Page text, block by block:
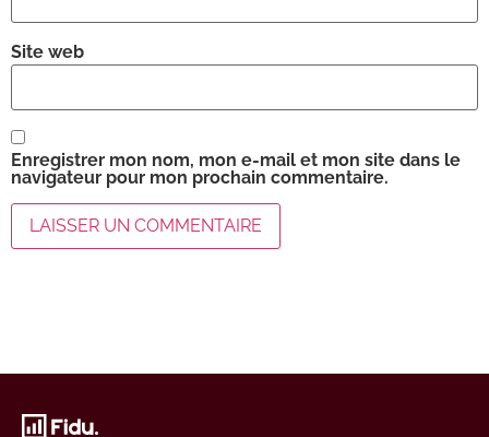
Site web
Enregistrer mon nom, mon e-mail et mon site dans le
navigateur pour mon prochain commentaire.